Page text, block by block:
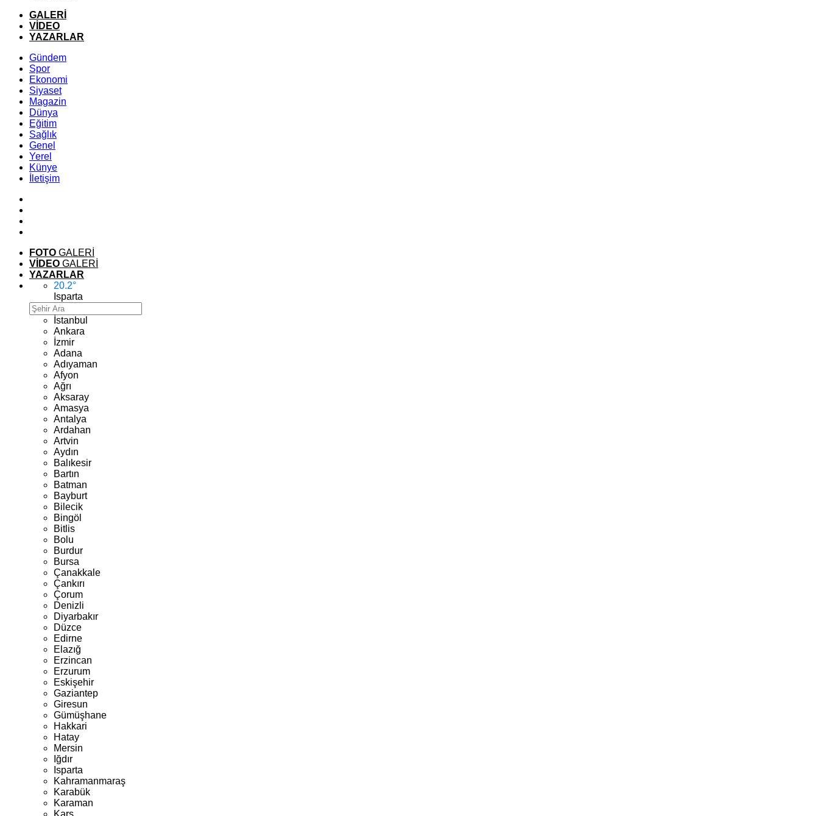
GALERİ
VİDEO
YAZARLAR
Gündem
Spor
Ekonomi
Siyaset
Magazin
Dünya
Eğitim
Sağlık
Genel
Yerel
Künye
İletişim
FOTO GALERİ
VİDEO GALERİ
YAZARLAR
20.2°
Isparta
İstanbul
Ankara
İzmir
Adana
Adıyaman
Afyon
Ağrı
Aksaray
Amasya
Antalya
Ardahan
Artvin
Aydın
Balıkesir
Bartın
Batman
Bayburt
Bilecik
Bingöl
Bitlis
Bolu
Burdur
Bursa
Çanakkale
Çankırı
Çorum
Denizli
Diyarbakır
Düzce
Edirne
Elazığ
Erzincan
Erzurum
Eskişehir
Gaziantep
Giresun
Gümüşhane
Hakkari
Hatay
Mersin
Iğdır
Isparta
Kahramanmaraş
Karabük
Karaman
Kars